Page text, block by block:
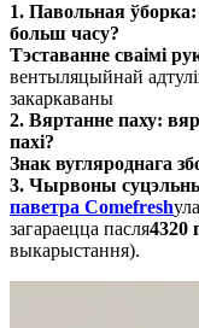
1. Павольная
больш часу?
Тэставанне сваімі
вентыляцыйнай
закаркаваны
2. Вяртанне паху:
пахі?
Знак вугляроднага
3. Чырвоны
паветра Comefresh
загараецца пасля4320
выкарыстання).